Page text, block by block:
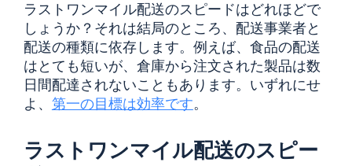
ラストワンマイル配送のスピードはどれほどで
しょうか？それは結局のところ、配送事業者と
配送の種類に依存します。例えば、食品の配送
はとても短いが、倉庫から注文された製品は数
日間配達されないこともあります。いずれにせ
よ、 第一の目標は効率です。
ラストワンマイル配送のスピー